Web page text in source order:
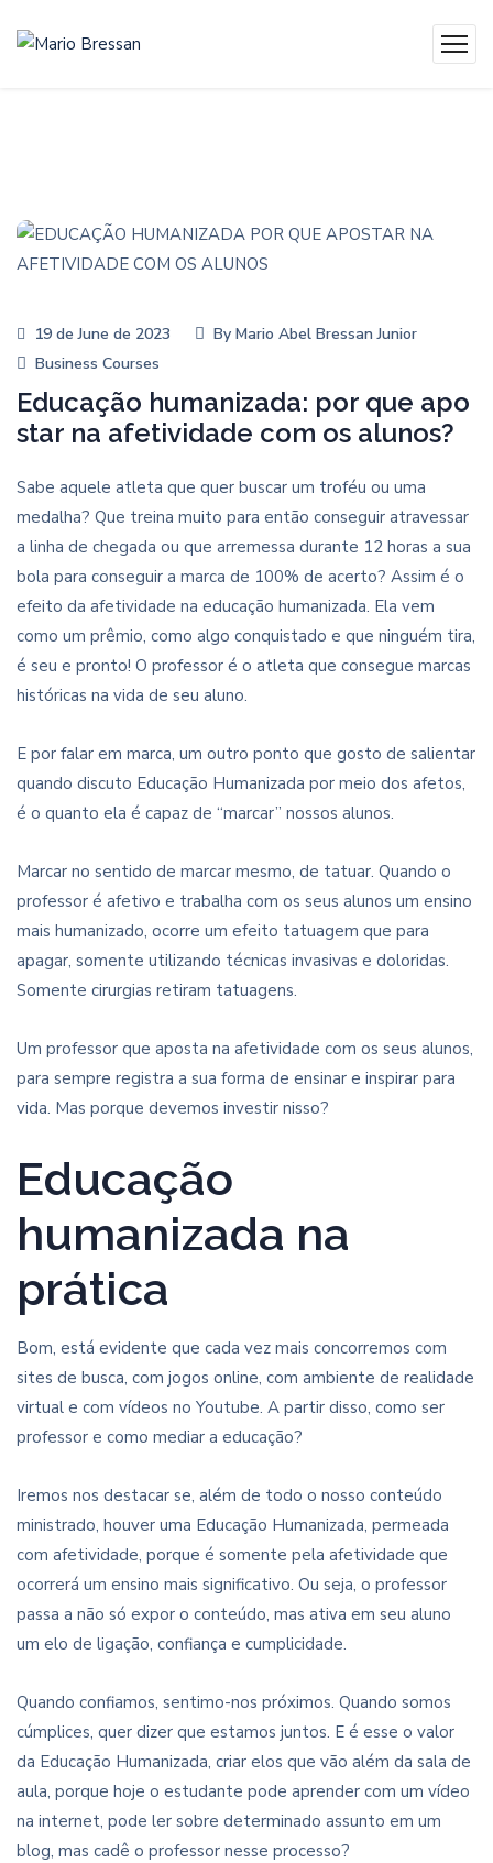
19 de June de 2023 By Mario Abel Bressan Junior
Business Courses
Educação humanizada: por que apo
star na afetividade com os alunos?
Sabe aquele atleta que quer buscar um troféu ou uma
medalha? Que treina muito para então conseguir atravessar
a linha de chegada ou que arremessa durante 12 horas a sua
bola para conseguir a marca de 100% de acerto? Assim é o
efeito da afetividade na educação humanizada. Ela vem
como um prêmio, como algo conquistado e que ninguém tira,
é seu e pronto! O professor é o atleta que consegue marcas
históricas na vida de seu aluno.
E por falar em marca, um outro ponto que gosto de salientar
quando discuto Educação Humanizada por meio dos afetos,
é o quanto ela é capaz de “marcar” nossos alunos.
Marcar no sentido de marcar mesmo, de tatuar. Quando o
professor é afetivo e trabalha com os seus alunos um ensino
mais humanizado, ocorre um efeito tatuagem que para
apagar, somente utilizando técnicas invasivas e doloridas.
Somente cirurgias retiram tatuagens.
Um professor que aposta na afetividade com os seus alunos,
para sempre registra a sua forma de ensinar e inspirar para
vida. Mas porque devemos investir nisso?
Educação
humanizada na
prática
Bom, está evidente que cada vez mais concorremos com
sites de busca, com jogos online, com ambiente de realidade
virtual e com vídeos no Youtube. A partir disso, como ser
professor e como mediar a educação?
Iremos nos destacar se, além de todo o nosso conteúdo
ministrado, houver uma Educação Humanizada, permeada
com afetividade, porque é somente pela afetividade que
ocorrerá um ensino mais significativo. Ou seja, o professor
passa a não só expor o conteúdo, mas ativa em seu aluno
um elo de ligação, confiança e cumplicidade.
Quando confiamos, sentimo-nos próximos. Quando somos
cúmplices, quer dizer que estamos juntos. E é esse o valor
da Educação Humanizada, criar elos que vão além da sala de
aula, porque hoje o estudante pode aprender com um vídeo
na internet, pode ler sobre determinado assunto em um
blog, mas cadê o professor nesse processo?